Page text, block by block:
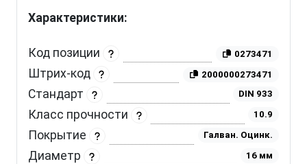
Характеристики:
Код позиции 0273471
Штрих-код 2000000273471
Стандарт DIN 933
Класс прочности 10.9
Покрытие Галван. Оцинк.
Диаметр 16 мм